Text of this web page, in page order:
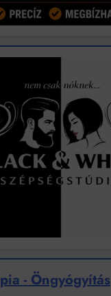
- Öngyógyítás